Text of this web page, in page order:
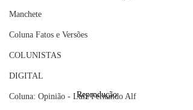
Manchete
Coluna Fatos e Versões
COLUNISTAS
DIGITAL
Coluna: Opinião - Luiz Fernando Alf
Reprodução